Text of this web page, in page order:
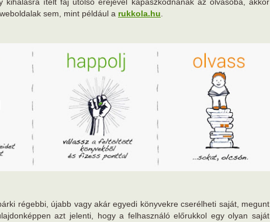
sem, mint például a rukkola.hu
régebbi, újabb vagy akár egyedi könyvekre cserélheti saját, megunt
azt jelenti, hogy a felhasználó előrukkol egy olyan saját